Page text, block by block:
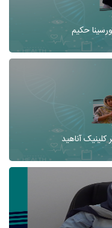
حکیم
کلینیک آناهید